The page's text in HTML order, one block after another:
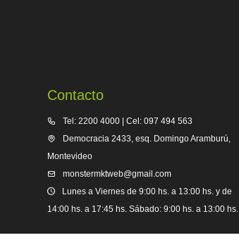
Contacto
Tel: 2200 4000 | Cel: 097 494 563
Democracia 2433, esq. Domingo Aramburú,
Montevideo
monstermktweb@gmail.com
Lunes a Viernes de 9:00 hs. a 13:00 hs. y de
14:00 hs. a 17:45 hs. Sábado: 9:00 hs. a 13:00 hs.